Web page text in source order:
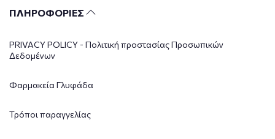
ΠΛΗΡΟΦΟΡΙΕΣ
PRIVACY POLICY - Πολιτική προστασίας Προσωπικών
Δεδομένων
Φαρμακεία Γλυφάδα
Τρόποι παραγγελίας